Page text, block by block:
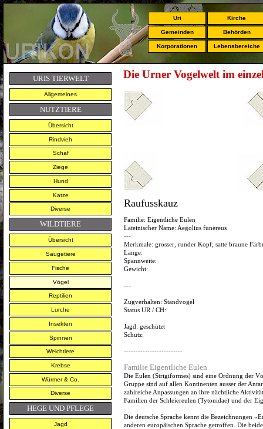
Uri Kirche
Gemeinden Behörden
Korporationen Lebensbereiche
URIS TIERWELT
Allgemeines
NUTZTIERE
Übersicht
Rindvieh
Schaf
Ziege
Hund
Katze
Diverse
WILDTIERE
Übersicht
Säugetiere
Fische
Vögel
Reptilien
Lurche
Insekten
Spinnen
Weichtiere
Krebse
Würmer & Co.
Diverse
HEGE UND PFLEGE
Jagd
Die Urner Vogelwelt im
Raufusskauz
Familie: Eigentliche Eulen
Lateinischer Name: Aegolius funereus
---
Merkmale: grosser, runder Kopf; satte braune
Länge:
Spannweite:
Gewicht:
---
Zugverhalten: Standvogel
Status UR / CH:
Jagd: geschützt
Schutz:
-------------------------
Familie Eigentliche Eulen
Die Eulen (Strigiformes) sind eine Ordnung der
Gruppe sind auf allen Kontinenten ausser der
zahlreiche Anpassungen an ihre nächtliche
Familien der Schleiereulen (Tytonidae) und der
Die deutsche Sprache kennt die Bezeichnungen
anderen europäischen Sprache getroffen. Die